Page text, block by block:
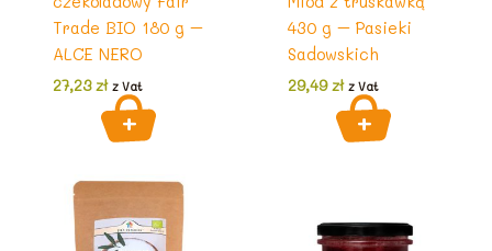
Trade BIO 180 g –
ALCE NERO
27,23zł z Vat
430 g – Pasieki
Sadowskich
29,49zł z Vat